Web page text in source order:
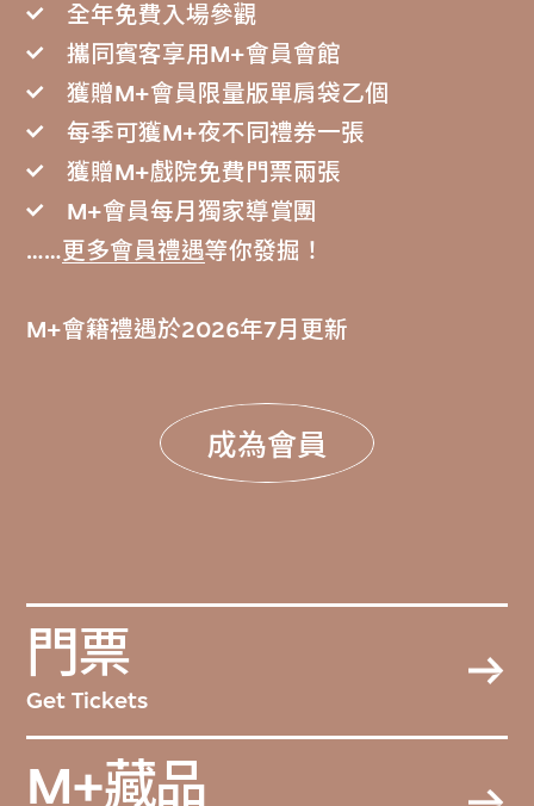
全年免費入場參觀
攜同賓客享用M+會員會館
獲贈M+會員限量版單肩袋乙個
每季可獲M+夜不同禮券一張
獲贈M+戲院免費門票兩張
M+會員每月獨家導賞團
……更多會員禮遇等你發掘！
M+會籍禮遇於2026年7月更新
成為會員
門票
Get Tickets
M+藏品